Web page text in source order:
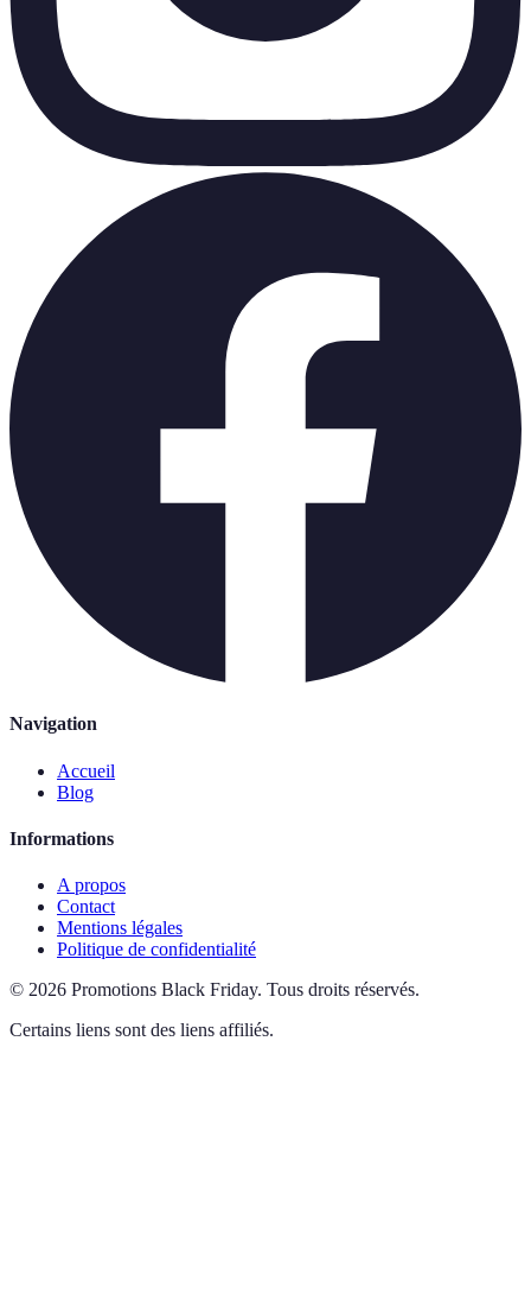
Navigation
Accueil
Blog
Informations
A propos
Contact
Mentions légales
Politique de confidentialité
© 2026 Promotions Black Friday. Tous droits réservés.
Certains liens sont des liens affiliés.